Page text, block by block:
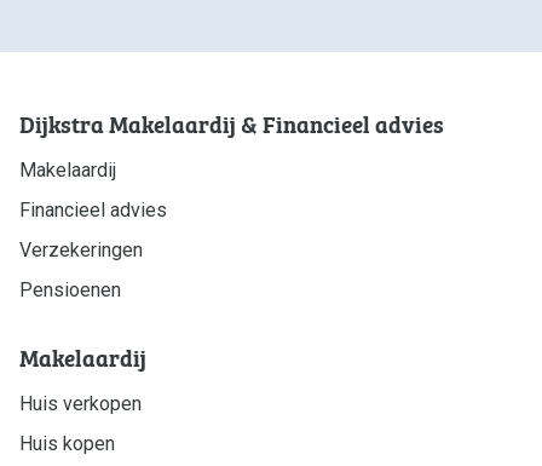
Dijkstra Makelaardij & Financieel advies
Makelaardij
Financieel advies
Verzekeringen
Pensioenen
Makelaardij
Huis verkopen
Huis kopen